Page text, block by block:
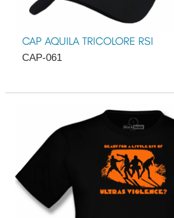
CAP AQUILA TRICOLORE RSI
CAP-061